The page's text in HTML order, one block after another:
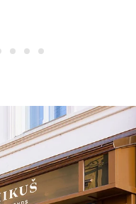
8 9 10